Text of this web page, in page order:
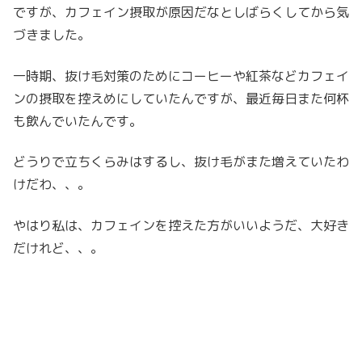
ですが、カフェイン摂取が原因だなとしばらくしてから気
づきました。
一時期、抜け毛対策のためにコーヒーや紅茶などカフェイ
ンの摂取を控えめにしていたんですが、最近毎日また何杯
も飲んでいたんです。
どうりで立ちくらみはするし、抜け毛がまた増えていたわ
けだわ、、。
やはり私は、カフェインを控えた方がいいようだ、大好き
だけれど、、。